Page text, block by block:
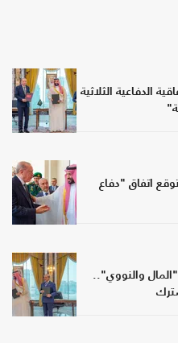
الدفاعية الثلاثية
اتفاق "دفاع
"المال والنووي"..